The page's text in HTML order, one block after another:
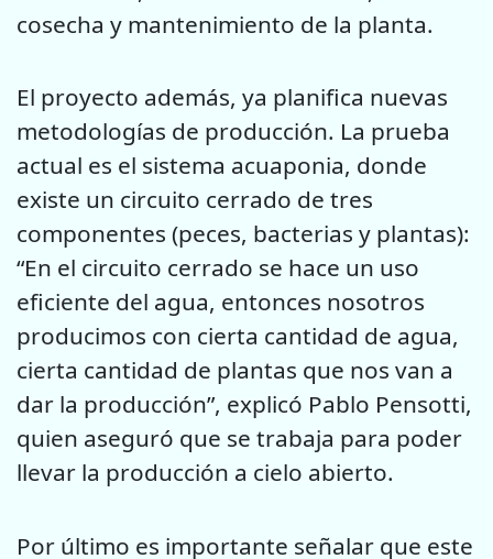
cosecha y mantenimiento de la planta.
El proyecto además, ya planifica nuevas
metodologías de producción. La prueba
actual es el sistema acuaponia, donde
existe un circuito cerrado de tres
componentes (peces, bacterias y plantas):
“En el circuito cerrado se hace un uso
eficiente del agua, entonces nosotros
producimos con cierta cantidad de agua,
cierta cantidad de plantas que nos van a
dar la producción”, explicó Pablo Pensotti,
quien aseguró que se trabaja para poder
llevar la producción a cielo abierto.
Por último es importante señalar que este